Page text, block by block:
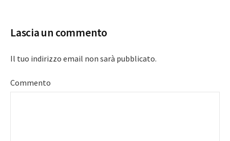
Lascia un commento
Il tuo indirizzo email non sarà pubblicato.
Commento